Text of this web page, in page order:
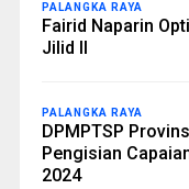
PALANGKA RAYA
Fairid Naparin
Jilid II
PALANGKA RAYA
DPMPTSP
Pengisian
2024